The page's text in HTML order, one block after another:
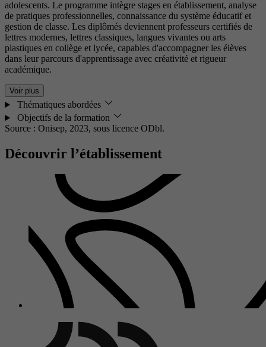
adolescents. Le programme intègre stages en établissement, analyse
de pratiques professionnelles, connaissance du système éducatif et
gestion de classe. Les diplômés deviennent professeurs certifiés de
lettres modernes, lettres classiques, langues vivantes ou arts
plastiques en collège et lycée, capables d'accompagner les élèves
dans leur parcours d'apprentissage avec créativité et rigueur
académique.
Voir plus
Thématiques abordées
Objectifs de la formation
Source : Onisep, 2023, sous licence ODbl.
Découvrir l’établissement